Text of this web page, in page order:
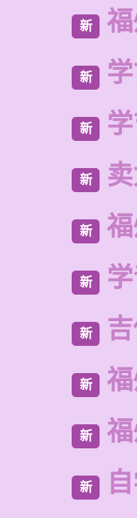
新
新
新
新
新
新
新
新
新
新